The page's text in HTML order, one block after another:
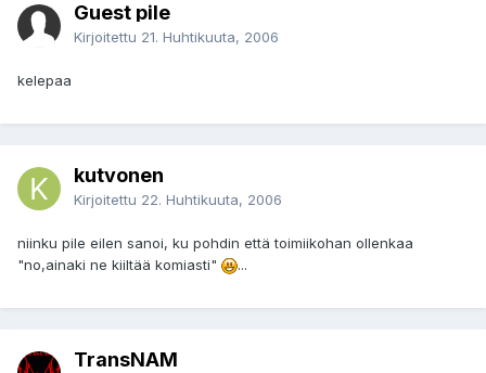
Guest pile
Kirjoitettu 21. Huhtikuuta, 2006
kelepaa
kutvonen
Kirjoitettu 22. Huhtikuuta, 2006
niinku pile eilen sanoi, ku pohdin että toimiikohan ollenkaa
"no,ainaki ne kiiltää komiasti"
...
TransNAM